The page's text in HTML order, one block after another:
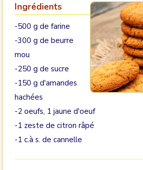
Ingrédients
-500 g de farine
-300 g de beurre
mou
-250 g de sucre
-150 g d'amandes
hachées
-2 oeufs, 1 jaune d'oeuf
-1 zeste de citron râpé
-1 c.à s. de cannelle